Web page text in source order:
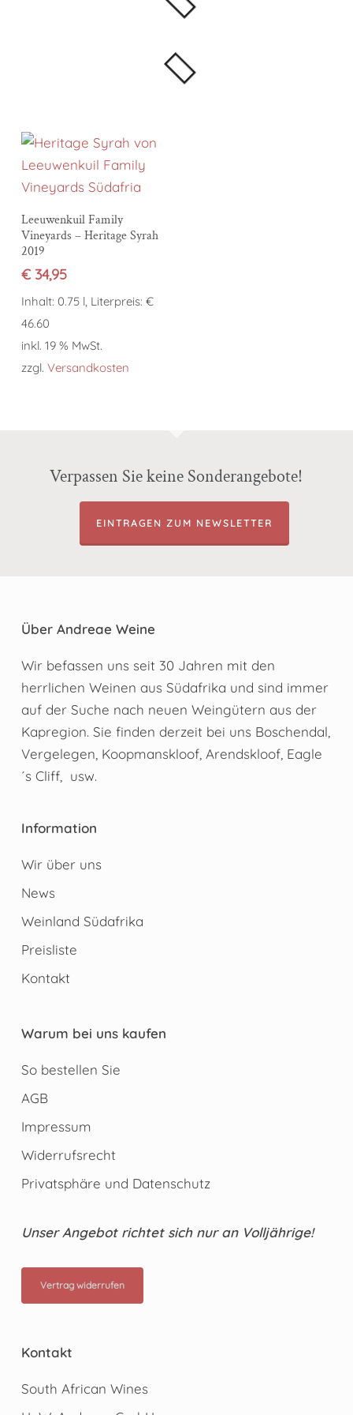
In den Warenkorb
Leeuwenkuil Family
Vineyards – Heritage Syrah
2019
€34,95
Inhalt: 0.75 l, Literpreis: €
46.60
inkl. 19 % MwSt.
zzgl. Versandkosten
Verpassen Sie keine Sonderangebote!
EINTRAGEN ZUM NEWSLETTER
Über Andreae Weine
Wir befassen uns seit 30 Jahren mit den
herrlichen Weinen aus Südafrika und sind immer
auf der Suche nach neuen Weingütern aus der
Kapregion. Sie finden derzeit bei uns Boschendal,
Vergelegen, Koopmanskloof, Arendskloof, Eagle
´s Cliff, usw.
Information
Wir über uns
News
Weinland Südafrika
Preisliste
Kontakt
Warum bei uns kaufen
So bestellen Sie
AGB
Impressum
Widerrufsrecht
Privatsphäre und Datenschutz
Unser Angebot richtet sich nur an Volljährige!
Vertrag widerrufen
Kontakt
South African Wines